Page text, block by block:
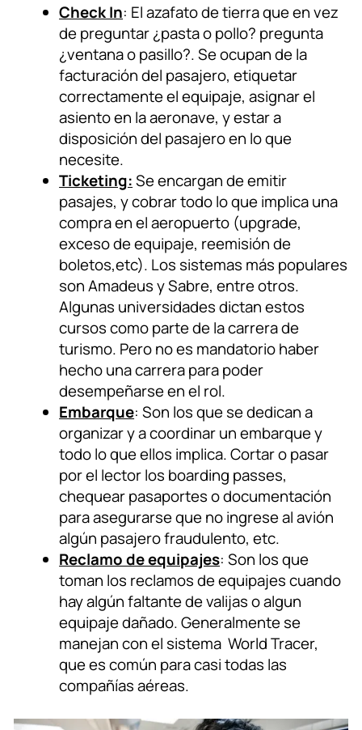
Check In: El azafato de tierra que en vez
de preguntar ¿pasta o pollo? pregunta
¿ventana o pasillo?. Se ocupan de la
facturación del pasajero, etiquetar
correctamente el equipaje, asignar el
asiento en la aeronave, y estar a
disposición del pasajero en lo que
necesite.
Ticketing:Se encargan de emitir
pasajes, y cobrar todo lo que implica una
compra en el aeropuerto (upgrade,
exceso de equipaje, reemisión de
boletos,etc). Los sistemas más populares
son Amadeus y Sabre, entre otros.
Algunas universidades dictan estos
cursos como parte de la carrera de
turismo. Pero no es mandatorio haber
hecho una carrera para poder
desempeñarse en el rol.
Embarque: Son los que se dedican a
organizar y a coordinar un embarque y
todo lo que ellos implica. Cortar o pasar
por el lector los boarding passes,
chequear pasaportes o documentación
para asegurarse que no ingrese al avión
algún pasajero fraudulento, etc.
Reclamo de equipajes: Son los que
toman los reclamos de equipajes cuando
hay algún faltante de valijas o algun
equipaje dañado. Generalmente se
manejan con el sistema World Tracer,
que es común para casi todas las
compañías aéreas.